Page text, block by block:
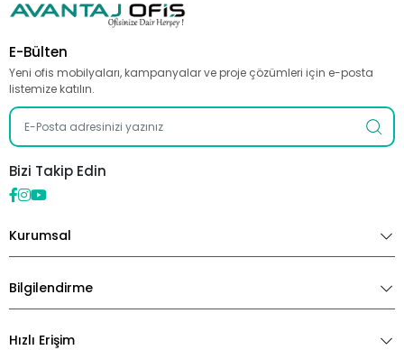
E-Bülten
Yeni ofis mobilyaları, kampanyalar ve proje çözümleri için e-posta
listemize katılın.
Bizi Takip Edin
Kurumsal
Bilgilendirme
Hızlı Erişim